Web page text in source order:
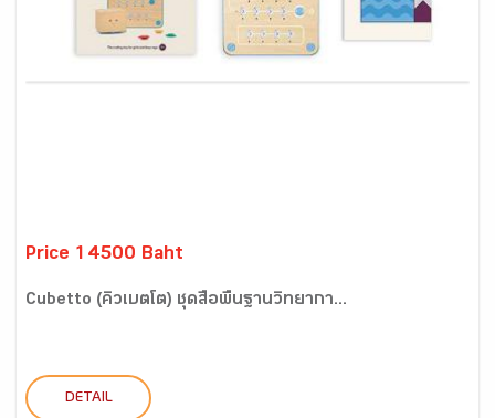
Price 14500 Baht
Cubetto (คิวเบตโต) ชุดสื่อพื้นฐานวิทยากา...
DETAIL